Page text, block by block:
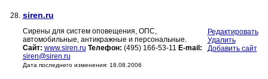
28. siren.ru
Сирены для систем оповещения, ОПС,
автомобильные, антикражные и персональные.
Сайт: www.siren.ru Телефон: (495) 166-53-11 E-mail:
siren@siren.ru
Дата последнего изменения: 18.08.2006
Редактировать
Удалить
Добавить сайт